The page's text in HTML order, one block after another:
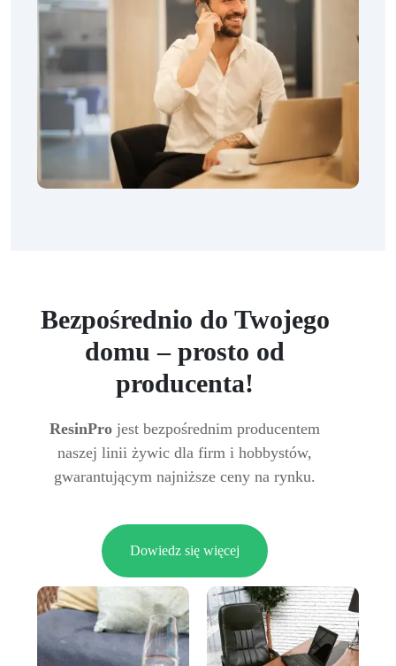
Bezpośrednio do Twojego
domu – prosto od
producenta!
ResinPro jest bezpośrednim producentem
naszej linii żywic dla firm i hobbystów,
gwarantującym najniższe ceny na rynku.
Dowiedz się więcej